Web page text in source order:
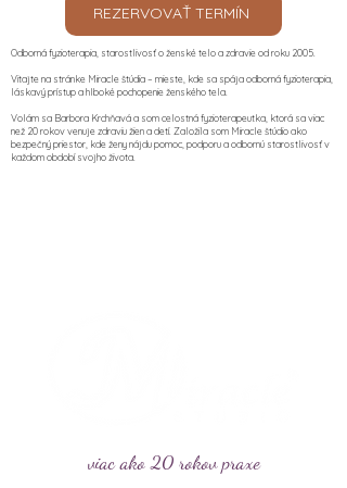
REZERVOVAŤ TERMÍN
Odborná fyzioterapia, starostlivosť o ženské telo a zdravie od roku 2005.
Vitajte na stránke Miracle štúdia – mieste, kde sa spája odborná fyzioterapia,
láskavý prístup a hlboké pochopenie ženského tela.
Volám sa Barbora Krchňavá a som celostná fyzioterapeutka, ktorá sa viac
než 20 rokov venuje zdraviu žien a detí. Založila som Miracle štúdio ako
bezpečný priestor, kde ženy nájdu pomoc, podporu a odbornú starostlivosť v
každom období svojho života.​
viac ako 20 rokov praxe